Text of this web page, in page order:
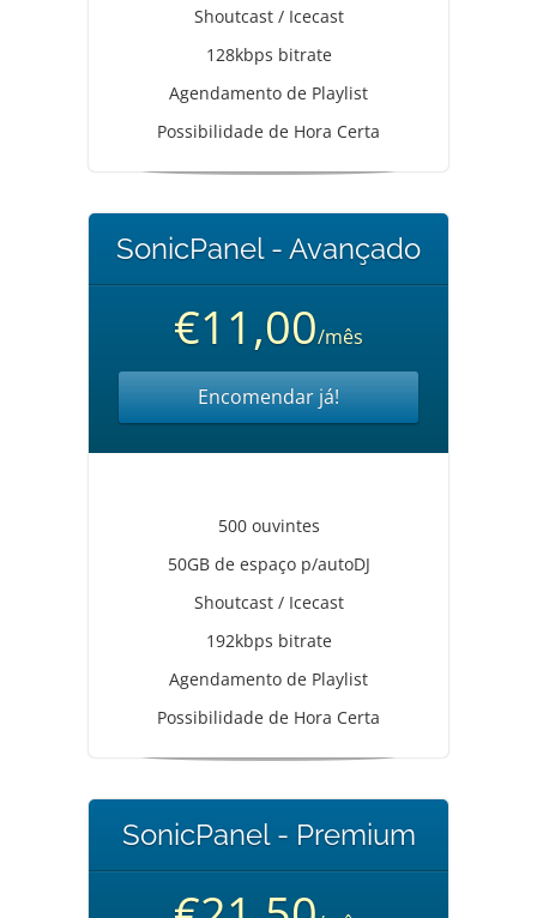
Shoutcast / Icecast
128kbps bitrate
Agendamento de Playlist
Possibilidade de Hora Certa
SonicPanel - Avançado
€11,00/mês
Encomendar já!
500 ouvintes
50GB de espaço p/autoDJ
Shoutcast / Icecast
192kbps bitrate
Agendamento de Playlist
Possibilidade de Hora Certa
SonicPanel - Premium